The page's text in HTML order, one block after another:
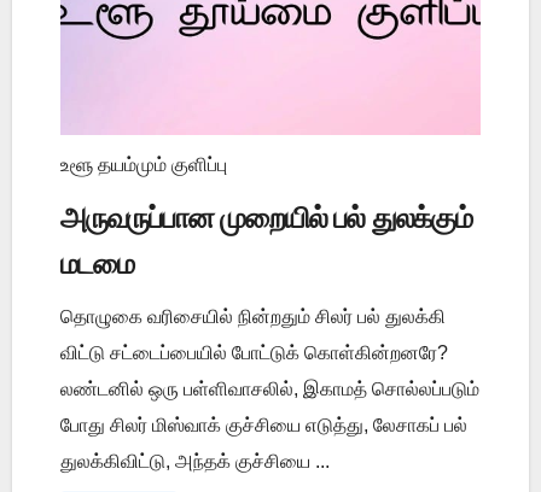
உளூ தயம்மும் குளிப்பு
அருவருப்பான முறையில் பல் துலக்கும்
மடமை
தொழுகை வரிசையில் நின்றதும் சிலர் பல் துலக்கி
விட்டு சட்டைப்பையில் போட்டுக் கொள்கின்றனரே?
லண்டனில் ஒரு பள்ளிவாசலில், இகாமத் சொல்லப்படும்
போது சிலர் மிஸ்வாக் குச்சியை எடுத்து, லேசாகப் பல்
துலக்கிவிட்டு, அந்தக் குச்சியை ...